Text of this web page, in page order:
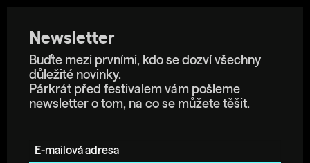
Newsletter
Buďte mezi prvními, kdo se dozví všechny
důležité novinky.
Párkrát před festivalem vám pošleme
newsletter o tom, na co se můžete těšit.